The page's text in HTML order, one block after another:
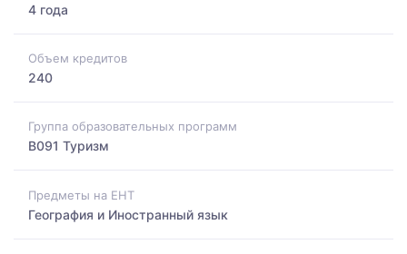
4 года
Объем кредитов
240
Группа образовательных программ
B091 Туризм
Предметы на ЕНТ
География и Иностранный язык